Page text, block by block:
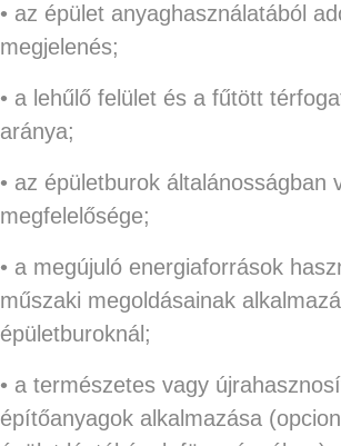
• az épület anyaghasználatából
megjelenés;
• a lehűlő felület és a fűtött
aránya;
• az épületburok általánosságban
megfelelősége;
• a megújuló energiaforrások
műszaki megoldásainak
épületburoknál;
• a természetes vagy
építőanyagok alkalmazása